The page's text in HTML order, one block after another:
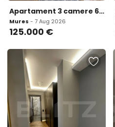
Apartament 3 camere 65 90 mp zona Unirii
Mures - 7 Aug 2026
125.000 €